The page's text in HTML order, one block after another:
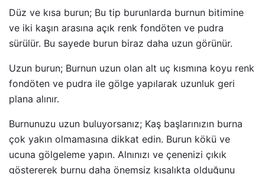
Düz ve kısa burun; Bu tip burunlarda burnun bitimine
ve iki kaşın arasına açık renk fondöten ve pudra
sürülür. Bu sayede burun biraz daha uzun görünür.
Uzun burun; Burnun uzun olan alt uç kısmına koyu renk
fondöten ve pudra ile gölge yapılarak uzunluk geri
plana alınır.
Burnunuzu uzun buluyorsanız; Kaş başlarınızın burna
çok yakın olmamasına dikkat edin. Burun kökü ve
ucuna gölgeleme yapın. Alnınızı ve çenenizi çıkık
göstererek burnu daha önemsiz kısalıkta olduğunu